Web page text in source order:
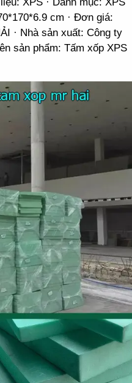
cm · Đơn giá:
· Nhà sản xuất: Công ty
sản phẩm: Tấm xốp XPS